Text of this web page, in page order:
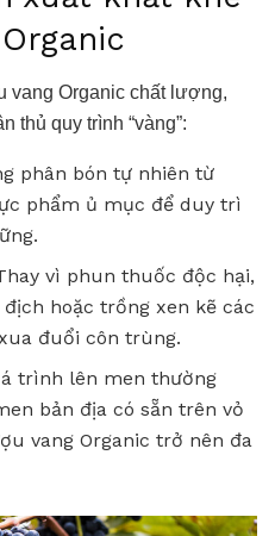
vang Organic chất lượng,
thủ quy trình “vàng”:
phân bón tự nhiên từ
phẩm ủ mục để duy trì
vì phun thuốc độc hại,
hoặc trồng xen kẽ các
đuổi côn trùng.
trình lên men thường
bản địa có sẵn trên vỏ
vang Organic trở nên đa